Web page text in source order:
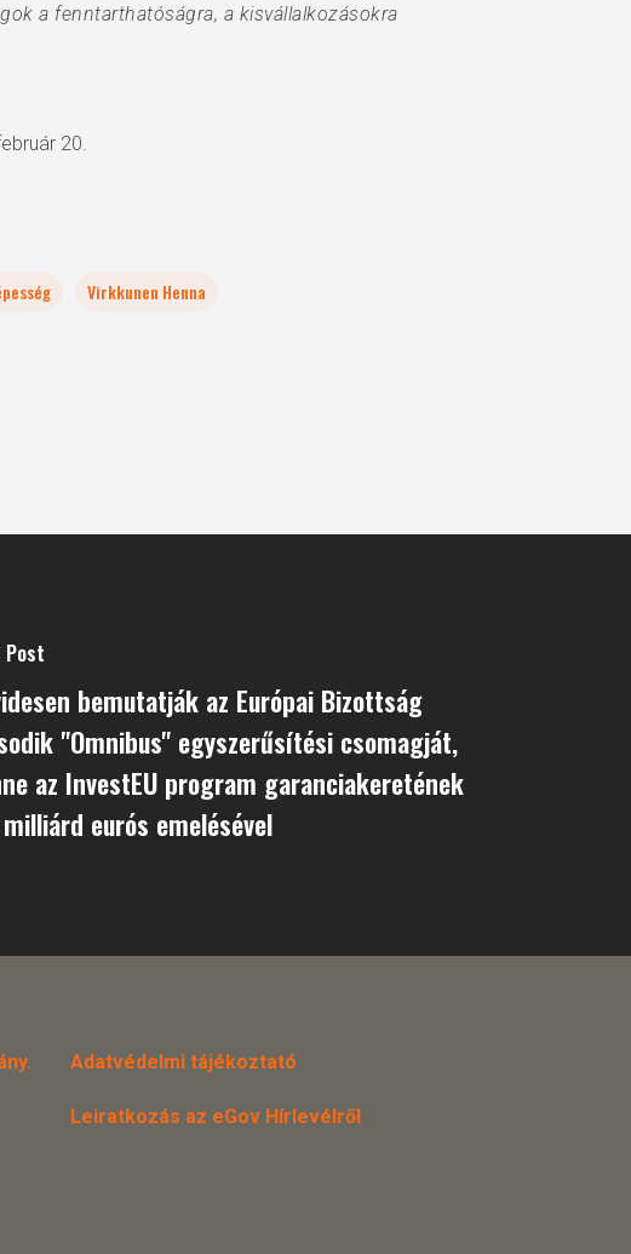
a fenntarthatóságra, a kisvállalkozásokra
20.
Virkkunen Henna
Post
bemutatják az Európai Bizottság
"Omnibus" egyszerűsítési csomagját,
az InvestEU program garanciakeretének
eurós emelésével
Adatvédelmi tájékoztató
Leiratkozás az eGov Hírlevélről